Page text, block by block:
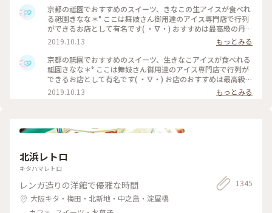
アイスの食べ比べやふわふわのかき氷、焼き菓子、クロックム
ッシュのようなフードメニューもあります。 こちらもアニメ・
名探偵コナンで取り上げられました✨ #京都グルメ #京都 #祇
園 #本店 #人気店 #聖地巡礼 #パフェ #きなこ #黒ゴマ #アイス
クリーム #かき氷 #フォトジェニック #名探偵コナン
京都の祗園でおすすめのスイーツ、きなこの生アイスが食べれ
る祗園きなな＊° ここは舞妓さん御用達のアイス専門店で行列
ができるお店として有名です( ・∇・) おすすめは最高級の丹波
黒豆を使用したきなこの生アイス『できたてきなな』。(600円
ほうじ茶付)なんと添加物、保存料、卵を一切使ってません。
濃厚なのに甘すぎず、口どけが最高で本当においしかったので
京都にきたらまた立ち寄りたいお店の1つになりました♡ #京
都#おすすめ#スイーツ#アイス#秋の味覚ゴーラー隊#きなこ
2019.10.13
もっとみる
京都の祗園でおすすめのスイーツ、生きなこアイスが食べれる
祗園きなな＊° ここは舞妓さん御用達のアイス専門店で行列が
できるお店として有名です( ・∇・) お店のおすすめは最高級の
丹波黒豆を使用したきなこの生アイス『できたてきなな』。
(600円ほうじ茶付)なんと添加物、保存料、卵を一切使ってま
♡ #京都#おすすめ#スイーツ#アイス#秋の味覚ゴーラー隊#き
2019.10.13 もっとみる
北浜レトロ
キタハマレトロ
レンガ造りの洋館で優雅な時間
大阪キタ・梅田・北新地・中之島・淀屋橋
1345